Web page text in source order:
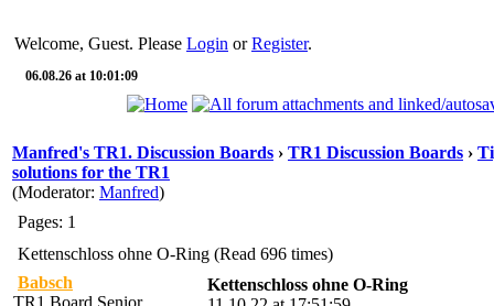
Welcome, Guest. Please Login orRegister.
06.08.26 at 10:01:09
Manfred's TR1. Discussion Boards › TR1 Discussion Boards ›
solutions for the TR1
(Moderator: Manfred)
Pages: 1
Kettenschloss ohne O-Ring (Read 696 times)
Babsch
TR1 Board Senior
Kettenschloss ohne O-Ring